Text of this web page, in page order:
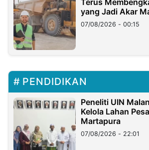
yang Jadi Akar
07/08/2026 - 00:15
PENDIDIKAN
Peneliti UIN
Kelola Lahan
Martapura
07/08/2026 - 22:01